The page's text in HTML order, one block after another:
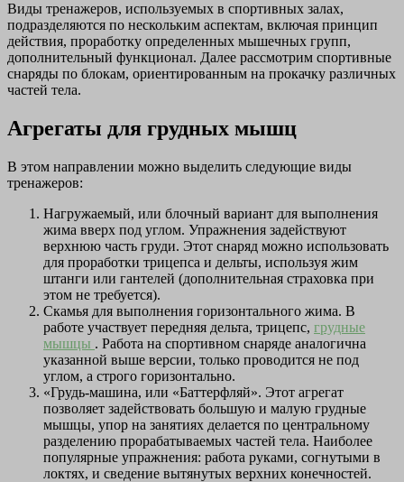
Виды тренажеров, используемых в спортивных залах,
подразделяются по нескольким аспектам, включая принцип
действия, проработку определенных мышечных групп,
дополнительный функционал. Далее рассмотрим спортивные
снаряды по блокам, ориентированным на прокачку различных
частей тела.
Агрегаты для грудных мышц
В этом направлении можно выделить следующие виды
тренажеров:
Нагружаемый, или блочный вариант для выполнения
жима вверх под углом. Упражнения задействуют
верхнюю часть груди. Этот снаряд можно использовать
для проработки трицепса и дельты, используя жим
штанги или гантелей (дополнительная страховка при
этом не требуется).
Скамья для выполнения горизонтального жима. В
работе участвует передняя дельта, трицепс, грудные
мышцы . Работа на спортивном снаряде аналогична
указанной выше версии, только проводится не под
углом, а строго горизонтально.
«Грудь-машина, или «Баттерфляй». Этот агрегат
позволяет задействовать большую и малую грудные
мышцы, упор на занятиях делается по центральному
разделению прорабатываемых частей тела. Наиболее
популярные упражнения: работа руками, согнутыми в
локтях, и сведение вытянутых верхних конечностей.